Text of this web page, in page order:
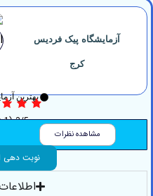
‏پیک فردیس
بهترین آزمایشگاه یزد
3/5 (1 نظر)
مشاهده نظرات
نوبت دهی اینترنتی
اطلاعات بیشتر